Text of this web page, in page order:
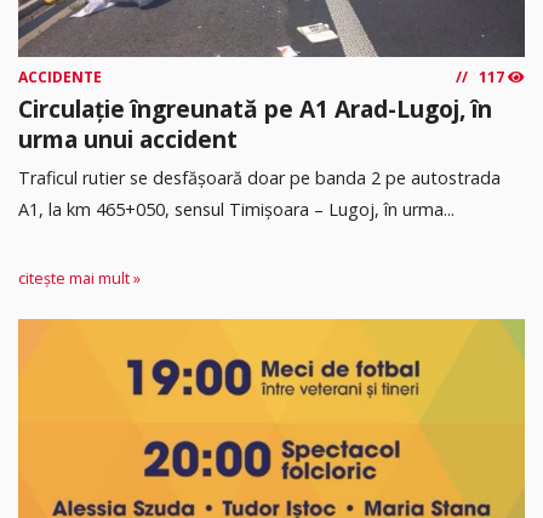
ACCIDENTE 117
Circulație îngreunată pe A1 Arad-Lugoj, în
urma unui accident
Traficul rutier se desfășoară doar pe banda 2 pe autostrada
A1, la km 465+050, sensul Timişoara – Lugoj, în urma...
citește mai mult »